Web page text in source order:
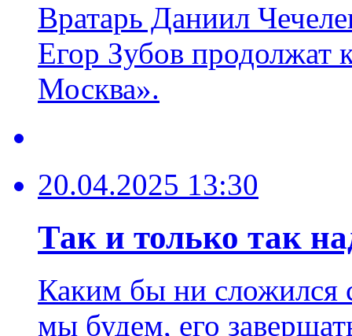
Вратарь Даниил
Егор Зубов
Москва».
20.04.2025 13:30
Так и только так
Каким бы ни сложился
мы будем, его